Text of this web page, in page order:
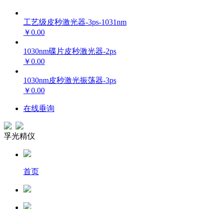
工艺级皮秒激光器-3ps-1031nm
￥0.00
1030nm碟片皮秒激光器-2ps
￥0.00
1030nm皮秒激光振荡器-3ps
￥0.00
在线垂询
孚光精仪
首页